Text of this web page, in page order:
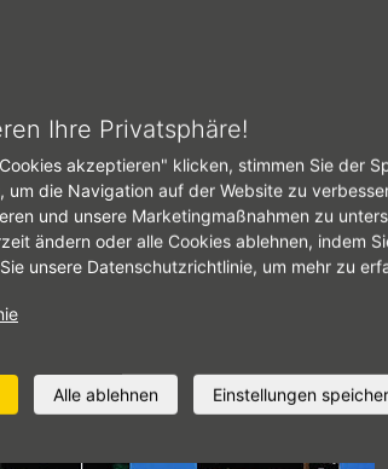
Ihre Privatsphäre!
akzeptieren" klicken, stimmen Sie der
um die Navigation auf der Website zu
und unsere Marketingmaßnahmen zu
ändern oder alle Cookies ablehnen, indem
unsere Datenschutzrichtlinie, um mehr zu
Alle ablehnen Einstellungen
UNS